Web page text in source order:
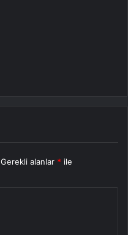
Gerekli alanlar * ile